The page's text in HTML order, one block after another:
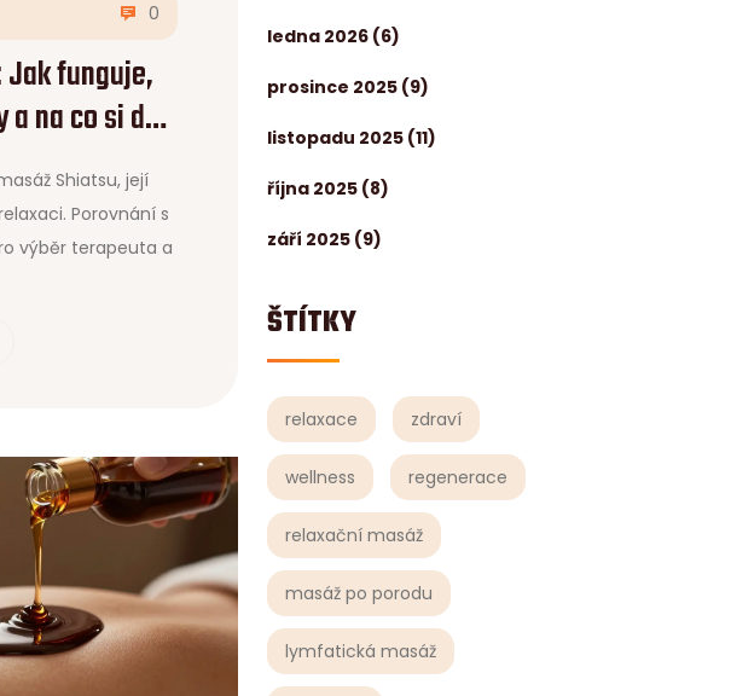
ledna 2026 (6)
prosince 2025 (9)
listopadu 2025 (11)
října 2025 (8)
září 2025 (9)
ŠTÍTKY
relaxace zdraví
wellness regenerace
relaxační masáž
masáž po porodu
lymfatická masáž
0
funguje,
a na co si dát
Shiatsu, její
Porovnání s
výběr terapeuta a